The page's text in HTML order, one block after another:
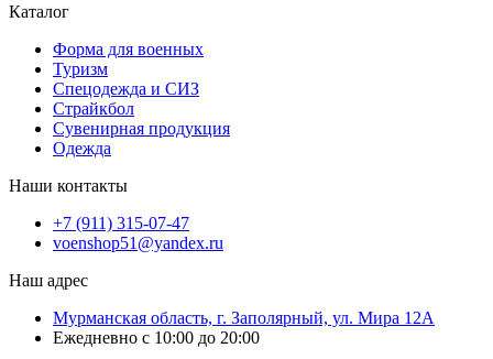
Каталог
Форма для военных
Туризм
Спецодежда и СИЗ
Страйкбол
Сувенирная продукция
Одежда
Наши контакты
+7 (911) 315-07-47
voenshop51@yandex.ru
Наш адрес
Мурманская область, г. Заполярный, ул. Мира 12А
Ежедневно с 10:00 до 20:00